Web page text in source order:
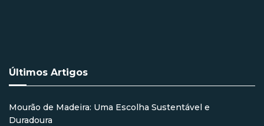
Últimos Artigos
Mourão de Madeira: Uma Escolha Sustentável e
Duradoura